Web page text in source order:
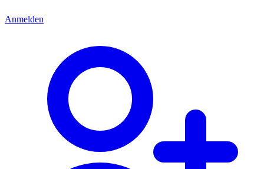
Anmelden